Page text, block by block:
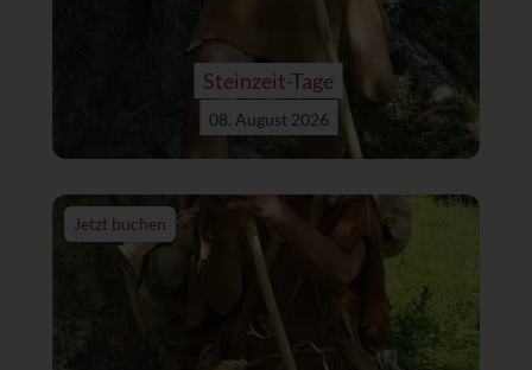
Steinzeit-Tage
08. August 2026
Jetzt buchen